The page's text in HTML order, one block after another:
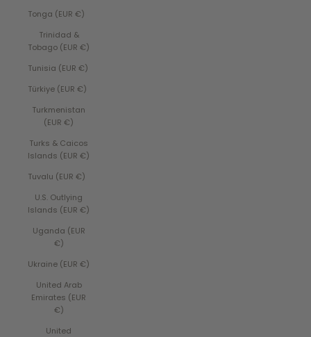
Tonga (EUR €)
Trinidad &
Tobago (EUR €)
Tunisia (EUR €)
Türkiye (EUR €)
Turkmenistan
(EUR €)
Turks & Caicos
Islands (EUR €)
Tuvalu (EUR €)
U.S. Outlying
Islands (EUR €)
Uganda (EUR
€)
Ukraine (EUR €)
United Arab
Emirates (EUR
€)
United